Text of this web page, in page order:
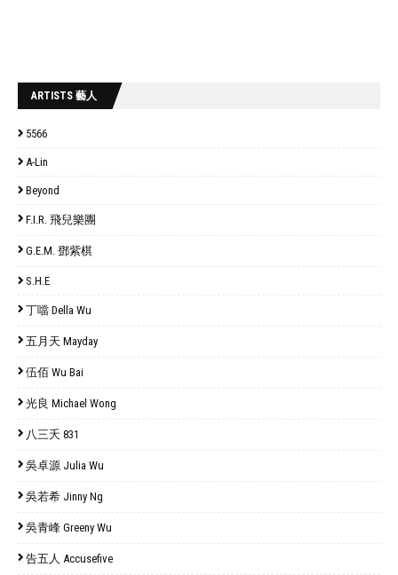
ARTISTS 藝人
5566
A-Lin
Beyond
F.I.R. 飛兒樂團
G.E.M. 鄧紫棋
S.H.E
丁噹 Della Wu
五月天 Mayday
伍佰 Wu Bai
光良 Michael Wong
八三夭 831
吳卓源 Julia Wu
吳若希 Jinny Ng
吳青峰 Greeny Wu
告五人 Accusefive